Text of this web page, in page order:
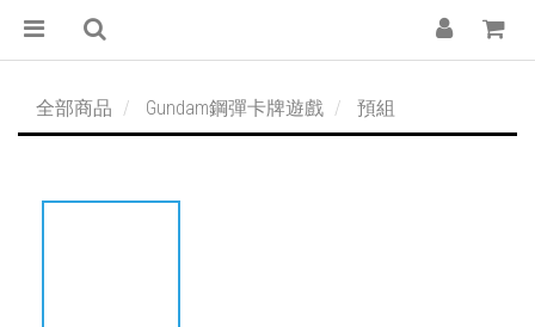
全部商品 Gundam鋼彈卡牌遊戲 預組